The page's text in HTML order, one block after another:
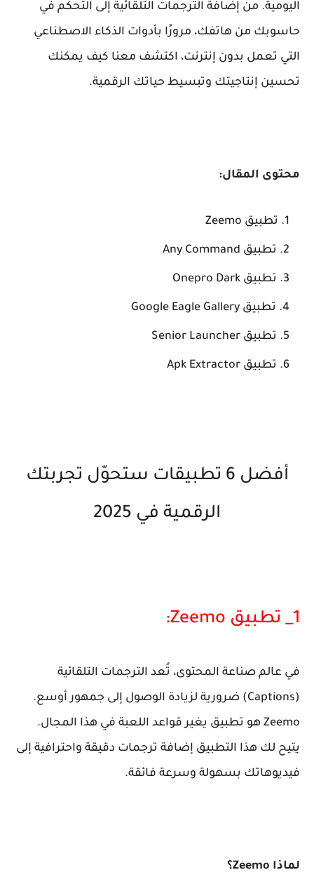
اليومية. من إضافة الترجمات التلقائية إلى التحكم في
حاسوبك من هاتفك، مرورًا بأدوات الذكاء الاصطناعي
التي تعمل بدون إنترنت، اكتشف معنا كيف يمكنك
تحسين إنتاجيتك وتبسيط حياتك الرقمية.
محتوى المقال:
تطبيق Zeemo
تطبيق Any Command
تطبيق Onepro Dark
تطبيق Google Eagle Gallery
تطبيق Senior Launcher
تطبيق Apk Extractor
أفضل 6 تطبيقات ستحوّل تجربتك
الرقمية في 2025
1_ تطبيق Zeemo:
في عالم صناعة المحتوى، تُعد الترجمات التلقائية
(Captions) ضرورية لزيادة الوصول إلى جمهور أوسع.
Zeemo هو تطبيق يغير قواعد اللعبة في هذا المجال.
يتيح لك هذا التطبيق إضافة ترجمات دقيقة واحترافية إلى
فيديوهاتك بسهولة وسرعة فائقة.
لماذا Zeemo؟